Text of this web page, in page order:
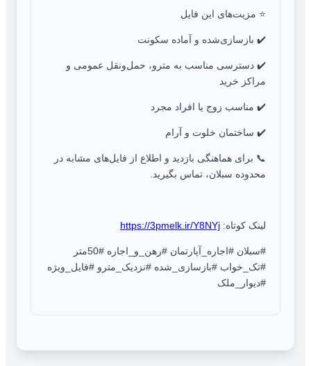
⭐ مزیت‌های این فایل
✔️ بازسازی‌شده و آماده سکونت
✔️ دسترسی مناسب به مترو، حمل‌ونقل عمومی و
مراکز خرید
✔️ مناسب زوج یا افراد مجرد
✔️ ساختمان خلوت و آرام
📞 برای هماهنگی بازدید و اطلاع از فایل‌های مشابه در
محدوده سبلان، تماس بگیرید.
لینک کوتاه: https://3pmelk.ir/Y8NYj
#سبلان #اجاره_آپارتمان #رهن_و_اجاره #50متر
#تک_خواب #بازسازی_شده #نزدیک_مترو #فایل_ویژه
#دیوار_ملک